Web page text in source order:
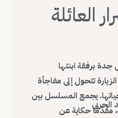
العائلة
برفقة ابنتها
تتحول إلى مفاجأة
يجمع المسلسل بين
مقدّمًا حكاية عن